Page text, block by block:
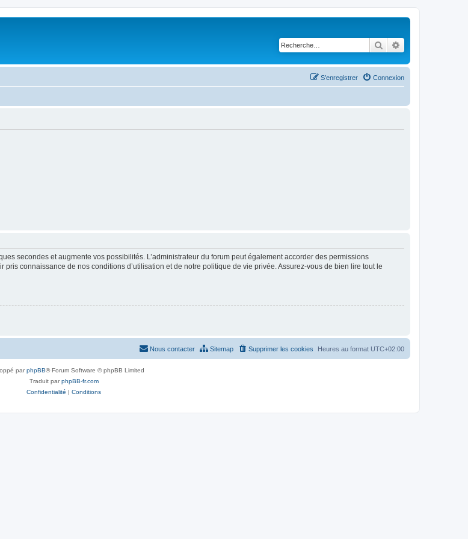
Rechercher
Connexion
S’enregistrer
secondes et augmente vos possibilités. L’administrateur du forum peut également accorder des permissions
connaissance de nos conditions d’utilisation et de notre politique de vie privée. Assurez-vous de bien lire tout le
Heures au format UTC+02:00
Supprimer les cookies
Sitemap
Nous contacter
parphpBB® Forum Software © phpBB Limited
Traduit parphpBB-fr.com
Confidentialité | Conditions